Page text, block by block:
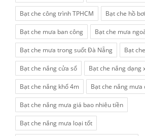
Bạt che công trình TPHCM Bạt che hồ bơi
Bạt che mưa ban công Bạt che mưa
Bạt che mưa trong suốt Đà Nẵng Bạt
Bạt che nắng cửa sổ Bạt che nắng dạng
Bạt che nắng khổ 4m Bạt che nắng mưa
Bạt che nắng mưa giá bao nhiêu tiền
Bạt che nắng mưa loại tốt